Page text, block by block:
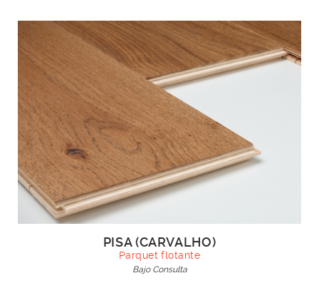
PISA (CARVALHO)
Parquet flotante
Bajo Consulta